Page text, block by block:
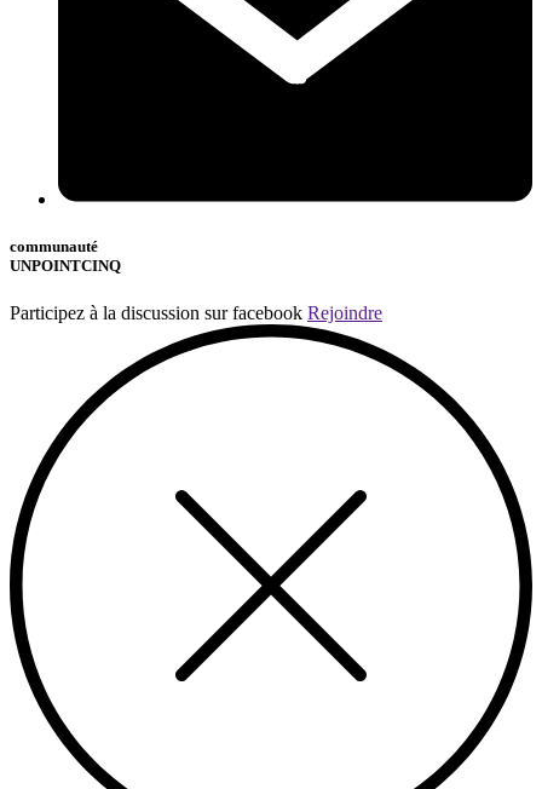
communauté
UNPOINTCINQ
Participez à la discussion sur facebook Rejoindre